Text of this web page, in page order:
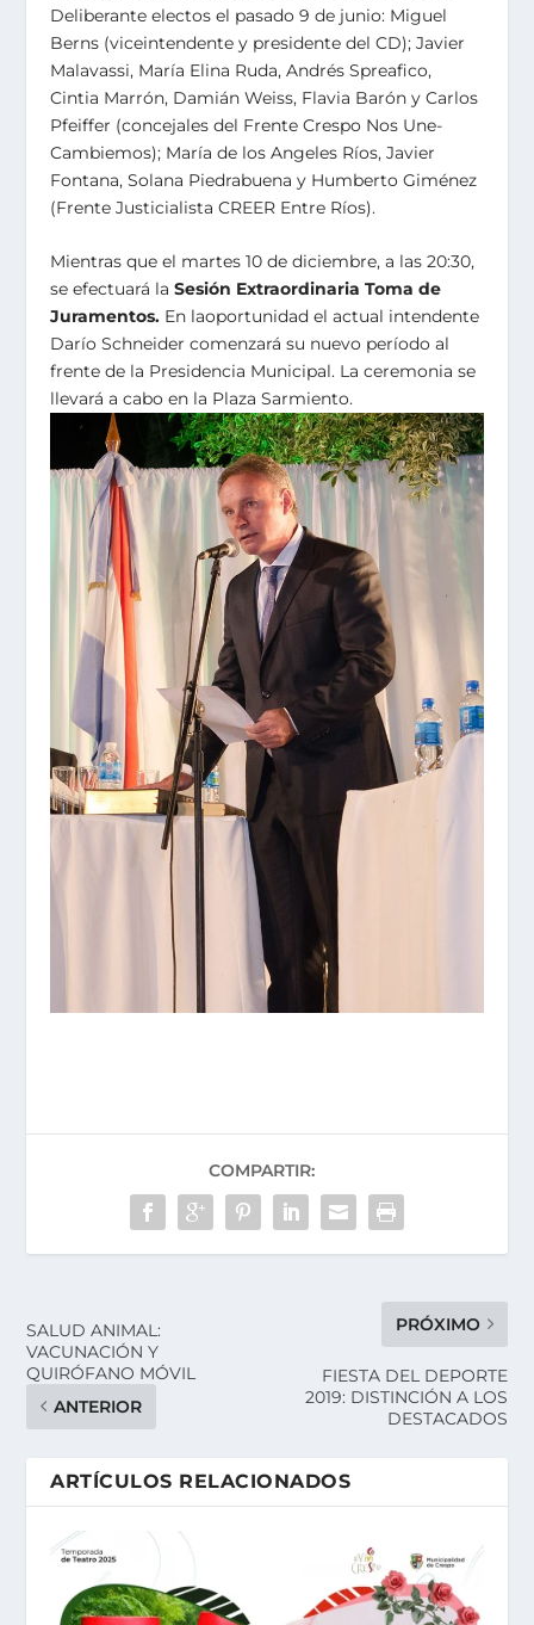
Deliberante electos el pasado 9 de junio: Miguel
Berns (viceintendente y presidente del CD); Javier
Malavassi, María Elina Ruda, Andrés Spreafico,
Cintia Marrón, Damián Weiss, Flavia Barón y Carlos
Pfeiffer (concejales del Frente Crespo Nos Une-
Cambiemos); María de los Angeles Ríos, Javier
Fontana, Solana Piedrabuena y Humberto Giménez
(Frente Justicialista CREER Entre Ríos).
Mientras que el martes 10 de diciembre, a las 20:30,
se efectuará laSesión Extraordinaria Toma de
Juramentos. En laoportunidad el actual intendente
Darío Schneider comenzará su nuevo período al
frente de la Presidencia Municipal. La ceremonia se
llevará a cabo en la Plaza Sarmiento.
COMPARTIR:
SALUD ANIMAL:
VACUNACIÓN Y
QUIRÓFANO MÓVIL
ANTERIOR
PRÓXIMO
FIESTA DEL DEPORTE
2019: DISTINCIÓN A LOS
DESTACADOS
ARTÍCULOS RELACIONADOS